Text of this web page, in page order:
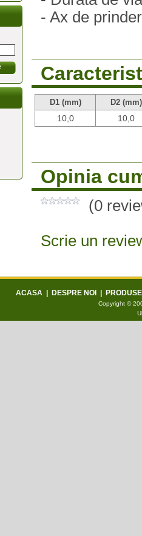
- Ax de
D1 (mm) D2 (mm)
10,0 10,0
Opinia
(0
Scrie un
ACASA DESPRE NOI
Copyright ©